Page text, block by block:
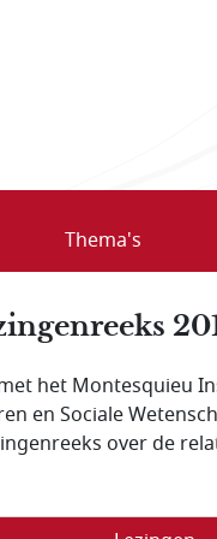
Thema's
het Montesquieu
en Sociale
over de